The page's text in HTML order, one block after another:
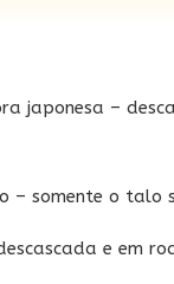
japonesa –
– somente o talo
e em